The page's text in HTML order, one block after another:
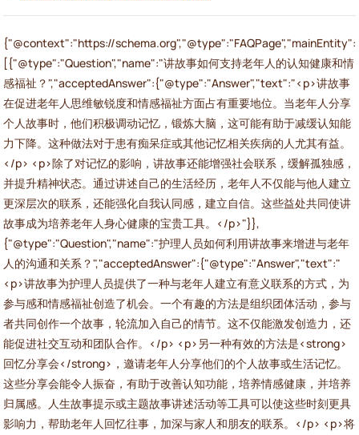
{"@context":"https://schema.org","@type":"FAQPage","mainEntity":
[{"@type":"Question","name":"讲故事如何支持老年人的认知健康和情
感福祉？","acceptedAnswer":{"@type":"Answer","text":"<p>讲故事
在促进老年人思维敏锐度和情感福祉方面占有重要地位。当老年人分享
个人故事时，他们积极调动记忆，锻炼大脑，这可能有助于减缓认知能
力下降。这种做法对于患有痴呆症或其他记忆相关疾病的人尤其有益。
</p> <p>除了对记忆的影响，讲故事还能增强社会联系，缓解孤独感，
并提升精神状态。通过讲述自己的生活经历，老年人不仅能与他人建立
更深层次的联系，还能强化自我认同感，建立自信。这些益处共同使讲
故事成为培养老年人身心健康的宝贵工具。</p>"}},
{"@type":"Question","name":"护理人员如何利用讲故事来增进与老年
人的沟通和关系？","acceptedAnswer":{"@type":"Answer","text":"
<p>讲故事为护理人员提供了一种与老年人建立有意义联系的方式，为
参与感和情感福祉创造了机会。一个有趣的方法是组织团体活动，参与
者共同创作一个故事，轮流加入自己的情节。这不仅能激发创造力，还
能促进社交互动和团队合作。</p> <p>另一种有效的方法是<strong>
回忆分享会</strong>，邀请老年人分享他们的个人故事或生活记忆。
这些分享会能令人振奋，有助于改善认知功能，培养情感健康，并培养
归属感。人生故事提示或主题故事讲述活动等工具可以使这些时刻更具
影响力，帮助老年人回忆往事，加深与家人和朋友的联系。</p> <p>将